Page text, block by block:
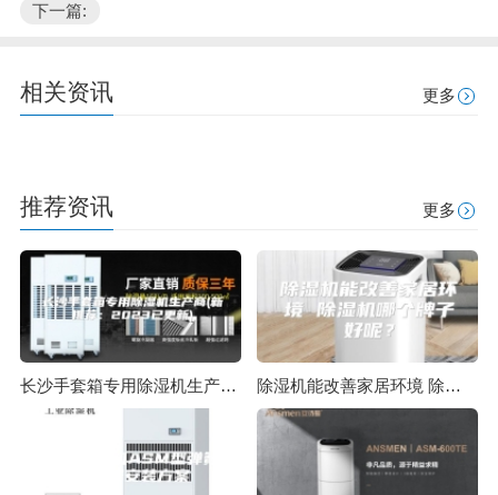
下一篇:
相关资讯 更多
推荐资讯 更多
长沙手套箱专用除湿机生产商(新推荐：2023已更新) 除湿机能改善家居环境 除湿机哪个牌子好呢？